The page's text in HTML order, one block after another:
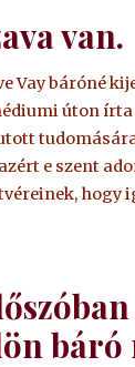
van.
Vay báróné
úton írta
e szent
hogy